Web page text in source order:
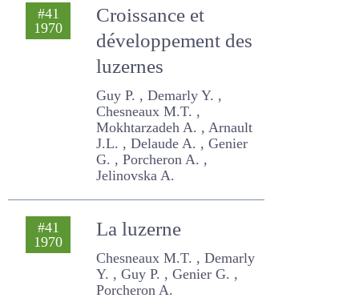
Demarly Y. , Guy P. ,
Lenoble M. , Gallais A.
Croissance et
développement
des luzernes
Guy P. , Demarly Y. ,
Chesneaux M.T. ,
Mokhtarzadeh A. , Arnault
J.L. , Delaude A. , Genier G. ,
Porcheron A. , Jelinovska A.
La luzerne